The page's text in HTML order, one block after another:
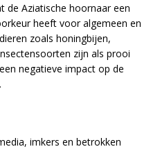
de Aziatische hoornaar een
heeft voor algemeen en
zoals honingbijen,
zijn als prooi
negatieve impact op de
imkers en betrokken